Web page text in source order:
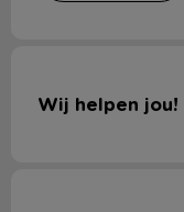
Wij helpen jou!